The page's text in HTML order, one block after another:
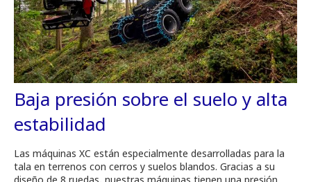
Baja presión sobre el suelo y alta
estabilidad
Las máquinas XC están especialmente desarrolladas para la
tala en terrenos con cerros y suelos blandos. Gracias a su